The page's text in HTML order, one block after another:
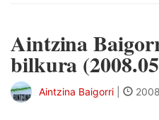
Aintzina
bilkura
Aintzina Baigorri